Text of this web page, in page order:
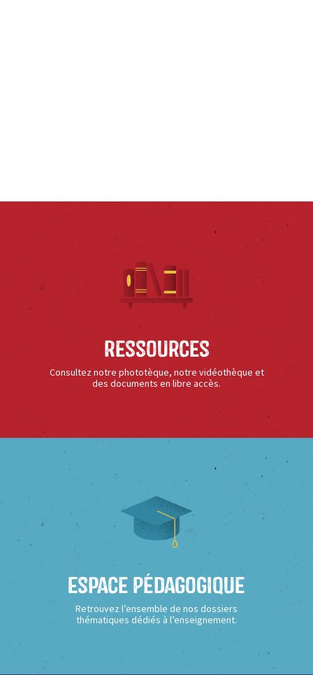
Ressources
Consultez notre phototèque, notre vidéothèque et
des documents en libre accès.
Espace Pédagogique
Retrouvez l’ensemble de nos dossiers
thématiques dédiés à l’enseignement.